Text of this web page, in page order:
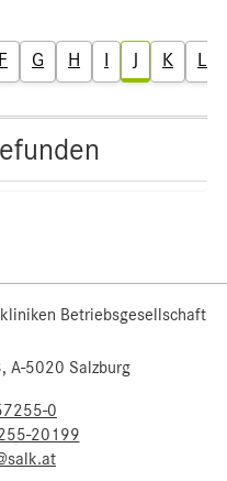
F G H I J K L
Betriebsgesellschaft
A-5020 Salzburg
0
20199